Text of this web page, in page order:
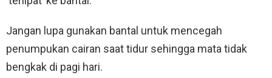
Jangan lupa gunakan bantal untuk mencegah
penumpukan cairan saat tidur sehingga mata tidak
bengkak di pagi hari.